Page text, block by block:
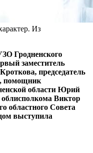
Из
Гродненского
заместитель
председатель
помощник
области Юрий
облисполкома Виктор
областного Совета
выступила